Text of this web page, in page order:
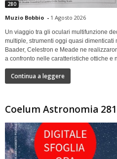
280
Muzio Bobbio - 1 Agosto 2026
Un viaggio tra gli oculari multifunzione
multiple, strumenti oggi quasi dimenticati
Baader, Celestron e Meade ne
a confronto nelle caratteristiche ottiche e
Continua a leggere
Coelum Astronomia